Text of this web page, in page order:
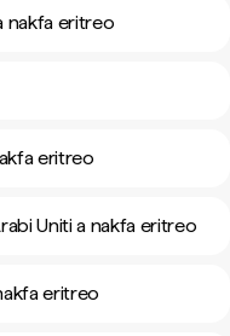
nakfa eritreo
eritreo
Uniti a nakfa eritreo
eritreo